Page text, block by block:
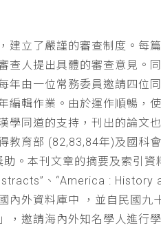
建立了嚴謹的審查制度。每
查人提出具體的審查意見。
年由一位常務委員邀請四位
編輯作業。由於運作順暢，
學同道的支持，刊出的論文
教育部 (82,83,84年)及國科
。本刊文章的摘要及索引資
、“America : History
內外資料庫中 ，並自民國九
，邀請海內外知名學人進行